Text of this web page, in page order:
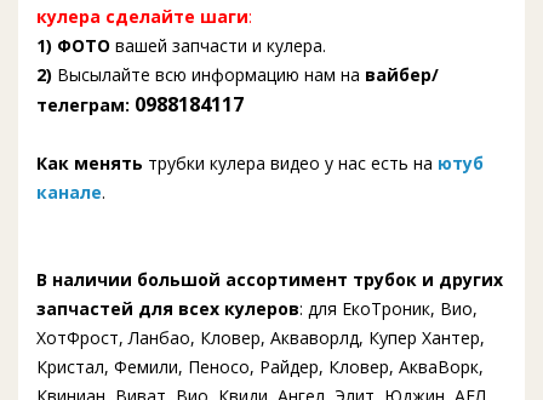
кулера сделайте шаги:
1) ФОТО вашей запчасти и кулера.
2) Высылайте всю информацию нам на вайбер/
телеграм: 0988184117
Как менять трубки кулера видео у нас есть на ютуб
канале.
В наличии большой ассортимент трубок и других
запчастей для всех кулеров: для ЕкоТроник, Вио,
ХотФрост, Ланбао, Кловер, Акваворлд, Купер Хантер,
Кристал, Фемили, Пеносо, Райдер, Кловер, АкваВорк,